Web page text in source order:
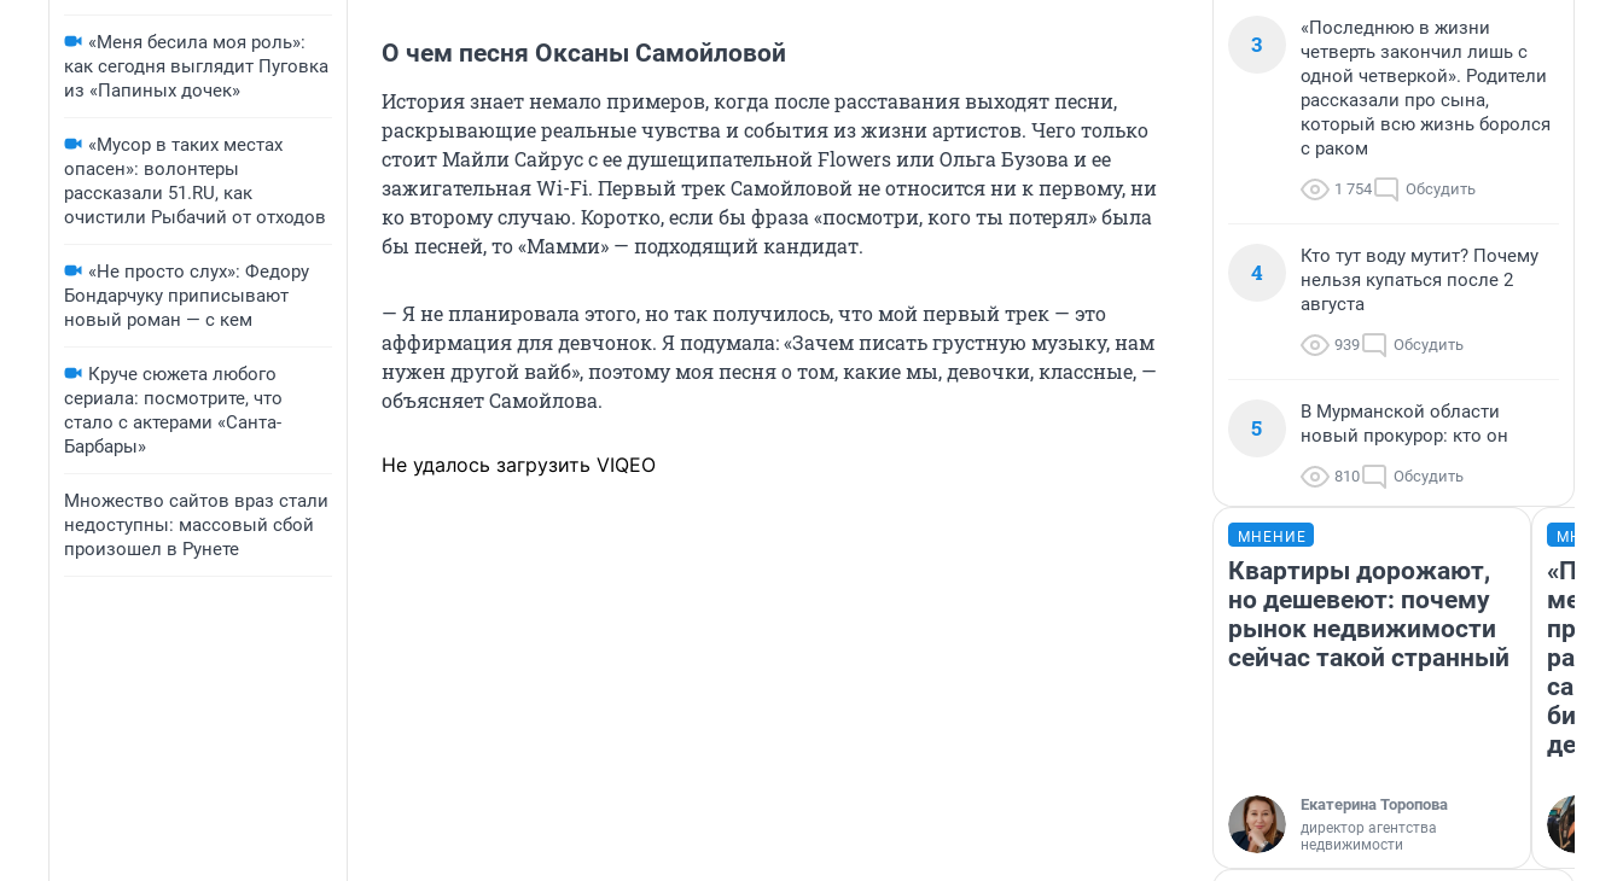
«Меня бесила моя роль»:
как сегодня выглядит Пуговка
из «Папиных дочек»
«Мусор в таких местах
опасен»: волонтеры
рассказали 51.RU, как
очистили Рыбачий от отходов
«Не просто слух»: Федору
Бондарчуку приписывают
новый роман — с кем
Круче сюжета любого
сериала: посмотрите, что
стало с актерами «Санта-
Барбары»
Множество сайтов враз стали
недоступны: массовый сбой
произошел в Рунете
О чем песня Оксаны Самойловой
История знает немало примеров, когда после расставания выходят песни,
раскрывающие реальные чувства и события из жизни артистов. Чего только
стоит Майли Сайрус с ее душещипательной Flowers или Ольга Бузова и ее
зажигательная Wi-Fi. Первый трек Самойловой не относится ни к первому, ни
ко второму случаю. Коротко, если бы фраза «посмотри, кого ты потерял» была
бы песней, то «Мамми» — подходящий кандидат.
— Я не планировала этого, но так получилось, что мой первый трек — это
аффирмация для девчонок. Я подумала: «Зачем писать грустную музыку, нам
нужен другой вайб», поэтому моя песня о том, какие мы, девочки, классные, —
объясняет Самойлова.
Не удалось загрузить VIQEO
3
«Последнюю в жизни
четверть закончил лишь с
одной четверкой». Родители
рассказали про сына,
который всю жизнь боролся
с раком
1 754 Обсудить
4
Кто тут воду мутит? Почему
нельзя купаться после 2
августа
939 Обсудить
5
В Мурманской области
новый прокурор: кто он
810 Обсудить
МНЕНИЕ
Квартиры дорожают,
но дешевеют: почему
рынок недвижимости
сейчас такой странный
Екатерина Торопова
директор агентства
недвижимости